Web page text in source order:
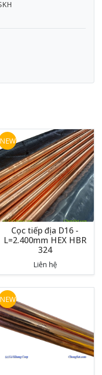
Cọc tiếp địa D16 -
L=2.400mm HEX HBR
324
Liên hệ
NEW